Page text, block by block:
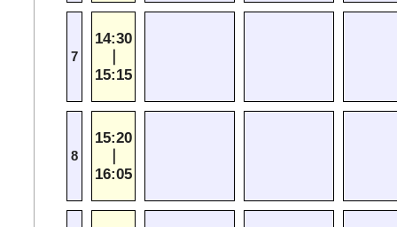
7
14:30
15:15
8
15:20
16:05